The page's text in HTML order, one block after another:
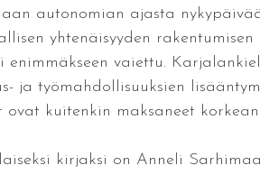
autonomian ajasta
yhtenäisyyden
enimmäkseen vaiettu.
ja työmahdollisuuksien
ovat kuitenkin maksaneet
kirjaksi on Anneli